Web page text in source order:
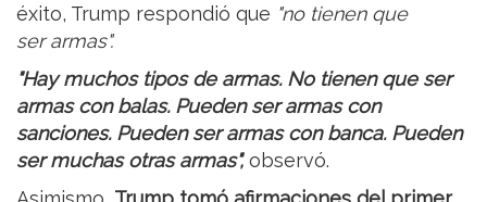
éxito, Trump respondió que "no tienen que
ser armas".
"Hay muchos tipos de armas. No tienen que ser
armas con balas. Pueden ser armas con
sanciones. Pueden ser armas con banca. Pueden
ser muchas otras armas",observó.